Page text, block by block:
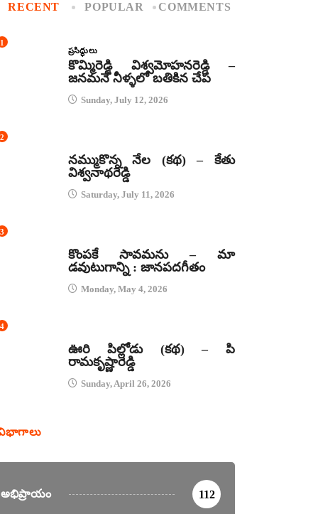
RECENT POPULAR COMMENTS
1
ప్రసిద్ధులు
కొమ్మిరెడ్డి విశ్వమోహనరెడ్డి –
జనమనే నీళ్ళలో బతికిన చేప
Sunday, July 12, 2026
2
నమ్ముకొన్న నేల (కథ) – కేతు
విశ్వనాథరెడ్డి
Saturday, July 11, 2026
3
కొంపకే సావమను – మా
డవుటుగాన్ని : జానపదగీతం
Monday, May 4, 2026
4
ఊరి పిల్లోడు (కథ) – పి
రామకృష్ణారెడ్డి
Sunday, April 26, 2026
అభిప్రాయం 112